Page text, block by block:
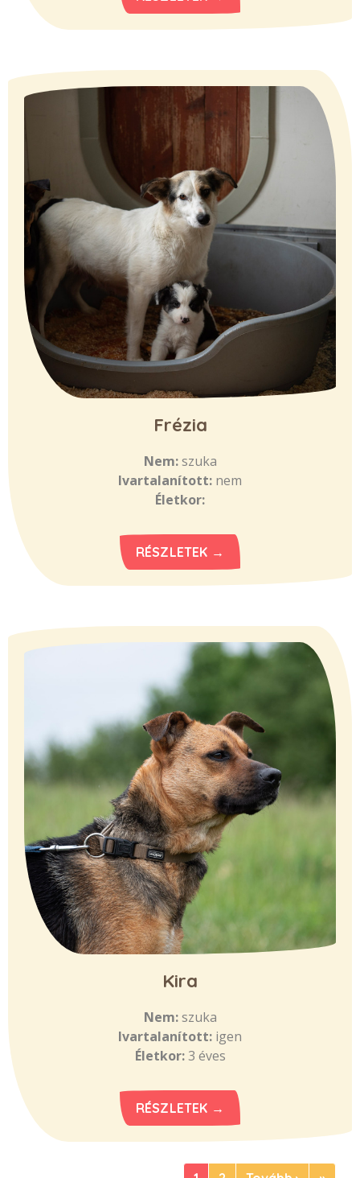
Frézia
Nem:szuka
Ivartalanított: nem
Életkor:
RÉSZLETEK →
Kira
Nem:szuka
Ivartalanított: igen
Életkor:3 éves
RÉSZLETEK →